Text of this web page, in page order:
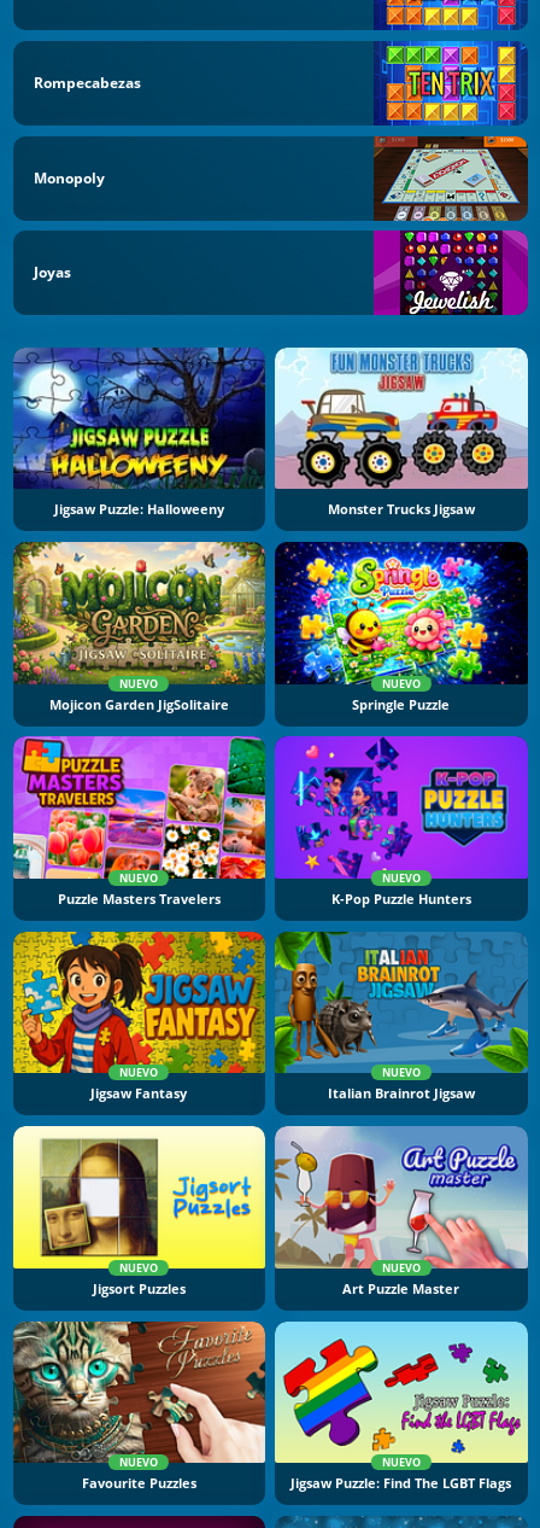
Rompecabezas
Monopoly
Joyas
Jigsaw Puzzle: Halloweeny Monster Trucks Jigsaw
NUEVO
Mojicon Garden JigSolitaire
NUEVO
Springle Puzzle
NUEVO
Puzzle Masters Travelers
NUEVO
K-Pop Puzzle Hunters
NUEVO
Jigsaw Fantasy
NUEVO
Italian Brainrot Jigsaw
NUEVO
Jigsort Puzzles
NUEVO
Art Puzzle Master
NUEVO
Favourite Puzzles
NUEVO
Jigsaw Puzzle: Find The LGBT Flags